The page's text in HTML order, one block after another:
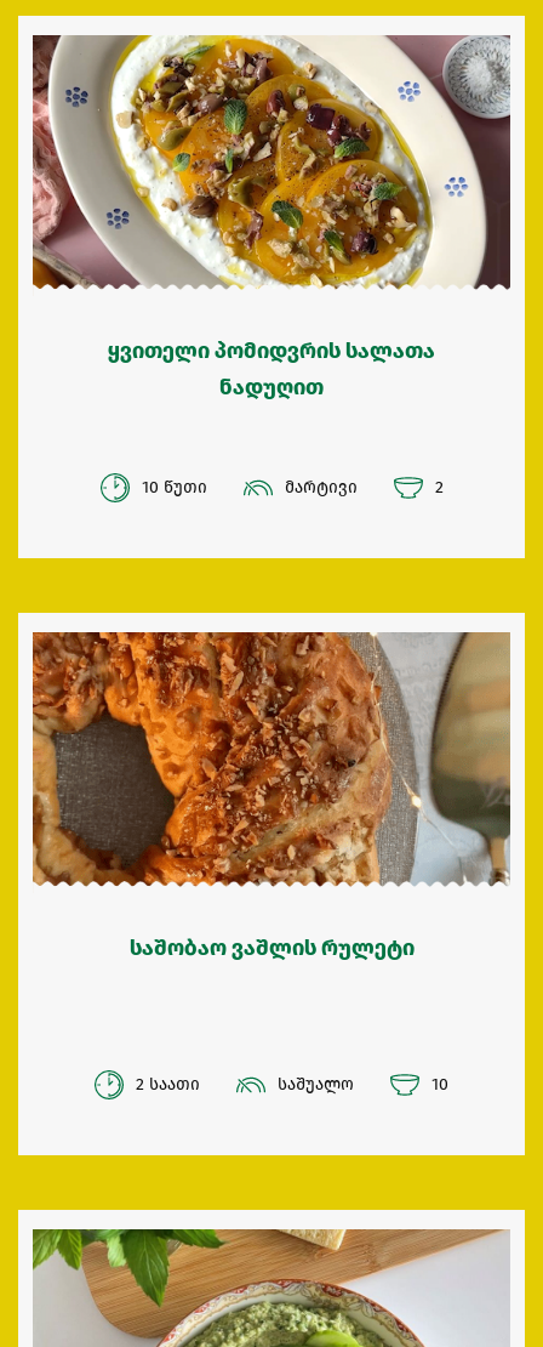
ყვითელი პომიდვრის სალათა
ნადუღით
10 წუთი მარტივი 2
საშობაო ვაშლის რულეტი
2 საათი საშუალო 10